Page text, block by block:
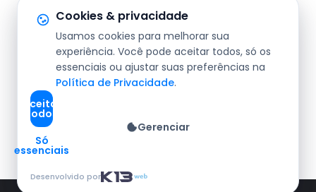
Editorial
Segurança
Cotidiano
Política
Agronegócio
Redes Sociais
Cookies & privacidade
Usamos cookies para melhorar sua
experiência. Você pode aceitar todos, só os
essenciais ou ajustar suas preferências na
Política de Privacidade.
Aceitar
todos
Só
essenciais
Gerenciar
Desenvolvido por